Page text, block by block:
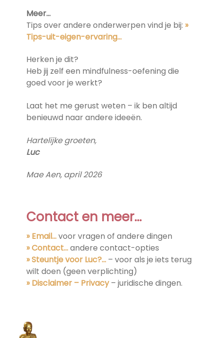
Meer…
Tips over andere onderwerpen vind je bij: »
Tips-uit-eigen-ervaring…
Herken je dit?
Heb jij zelf een mindfulness-oefening die
goed voor je werkt?
Laat het me gerust weten – ik ben altijd
benieuwd naar andere ideeën.
Hartelijke groeten,
Luc
Mae Aen, april 2026
Contact en meer…
» Email…voor vragen of andere dingen
» Contact…andere contact-opties
»Steuntjevoor Luc?…– voor als je iets terug
wilt doen (geen verplichting)
» Disclaimer – Privacy– juridische dingen.